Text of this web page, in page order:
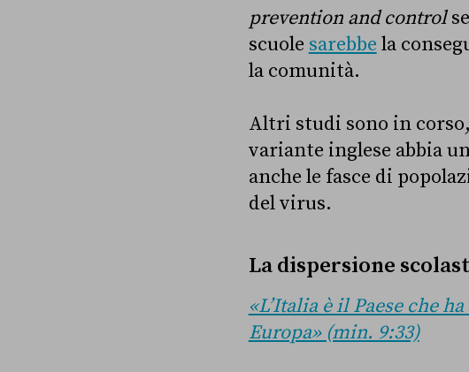
prevention and control
scuole sarebbe la
la comunità.
Altri studi sono in
variante inglese abbia
anche le fasce di
del virus.
La dispersione
«L’Italia è il Paese che
Europa» (min. 9:33)